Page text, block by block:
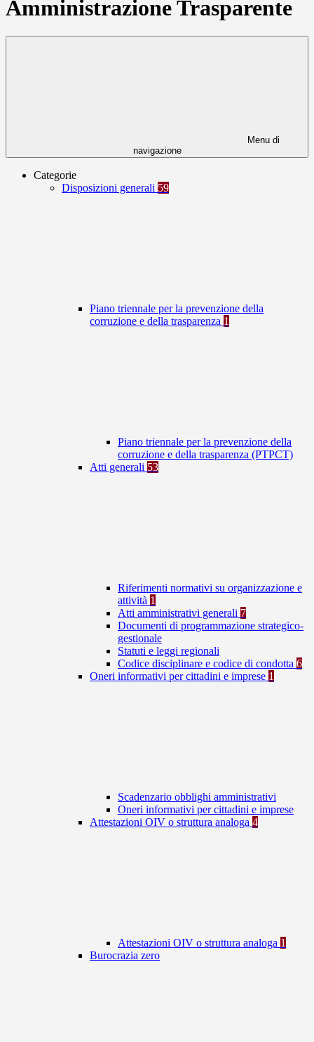
Amministrazione Trasparente
Menu di
navigazione
Categorie
Disposizioni generali 59
Piano triennale per la prevenzione della
corruzione e della trasparenza 1
Piano triennale per la prevenzione della
corruzione e della trasparenza (PTPCT)
Atti generali 53
Riferimenti normativi su organizzazione e
attività 1
Atti amministrativi generali 7
Documenti di programmazione strategico-
gestionale
Statuti e leggi regionali
Codice disciplinare e codice di condotta 6
Oneri informativi per cittadini e imprese 1
Scadenzario obblighi amministrativi
Oneri informativi per cittadini e imprese
Attestazioni OIV o struttura analoga 4
Attestazioni OIV o struttura analoga 1
Burocrazia zero